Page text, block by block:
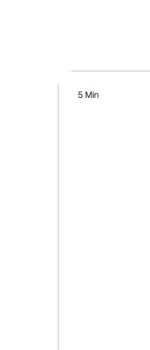
5 Min